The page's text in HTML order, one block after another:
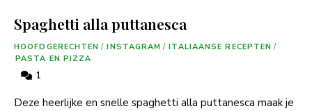
Spaghetti alla puttanesca
HOOFDGERECHTEN / INSTAGRAM / ITALIAANSE RECEPTEN /
PASTA EN PIZZA
1
Deze heerlijke en snelle spaghetti alla puttanesca maak je